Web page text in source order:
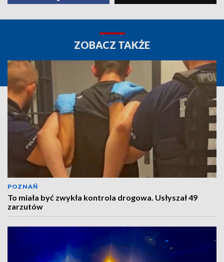
ZOBACZ TAKŻE
POZNAŃ
To miała być zwykła kontrola drogowa. Usłyszał 49
zarzutów